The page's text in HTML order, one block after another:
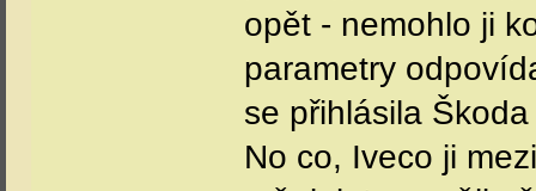
opět - nemohlo ji
parametry
se přihlásila
No co, Iveco ji